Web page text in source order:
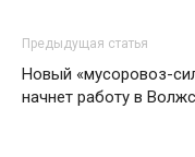
Предыдущая статья
Новый «мусоровоз-
начнет работу в